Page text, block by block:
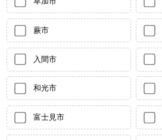
蕨市
入間市
和光市
富士見市